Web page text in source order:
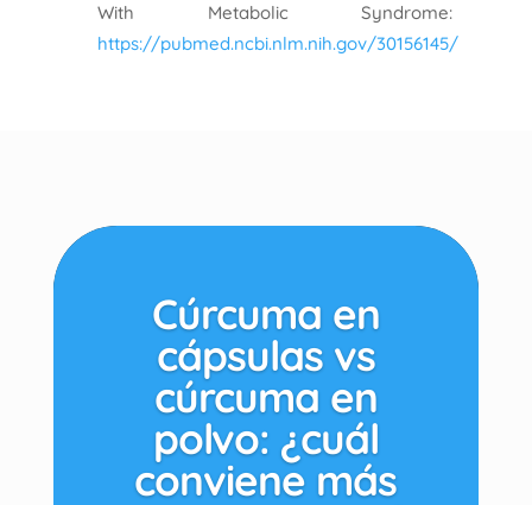
With Metabolic Syndrome:
https://pubmed.ncbi.nlm.nih.gov/30156145/
Cúrcuma en
cápsulas vs
cúrcuma en
polvo: ¿cuál
conviene más